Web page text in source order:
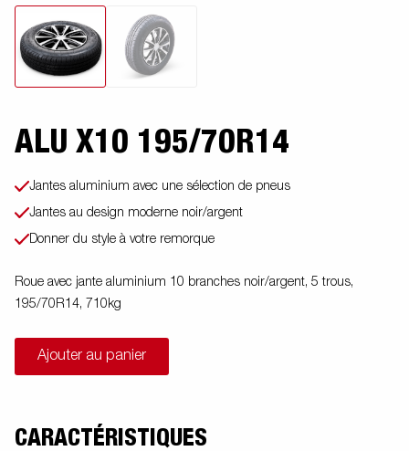
ALU X10 195/70R14
Jantes aluminium avec une sélection de pneus
Jantes au design moderne noir/argent
Donner du style à votre remorque
Roue avec jante aluminium 10 branches noir/argent, 5 trous,
195/70R14, 710kg
Ajouter au panier
CARACTÉRISTIQUES